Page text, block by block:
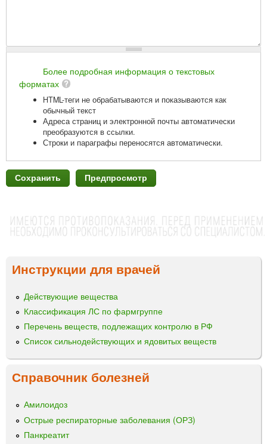
Более подробная информация о текстовых
форматах
HTML-теги не обрабатываются и показываются как
обычный текст
Адреса страниц и электронной почты автоматически
преобразуются в ссылки.
Строки и параграфы переносятся автоматически.
Инструкции для врачей
Действующие вещества
Классификация ЛС по фармгруппе
Перечень веществ, подлежащих контролю в РФ
Список сильнодействующих и ядовитых веществ
Справочник болезней
Амилоидоз
Острые респираторные заболевания (ОРЗ)
Панкреатит